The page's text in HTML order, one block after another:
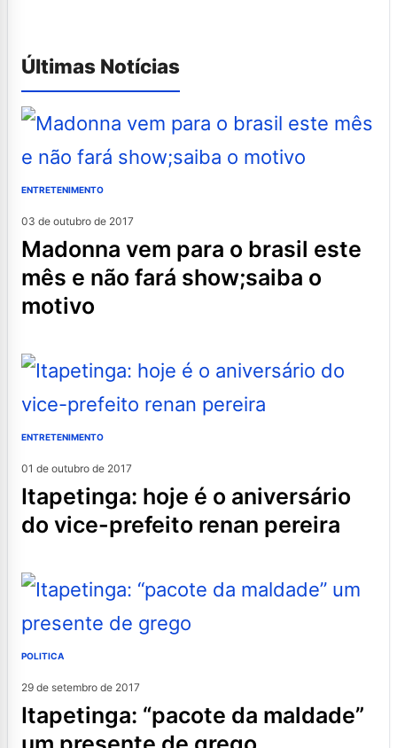
Últimas Notícias
ENTRETENIMENTO
03 de outubro de 2017
madonna vem para o brasil este
mês e não fará show;saiba o
motivo
ENTRETENIMENTO
01 de outubro de 2017
itapetinga: hoje é o aniversário
do vice-prefeito renan pereira
POLITICA
29 de setembro de 2017
itapetinga: “pacote da maldade”